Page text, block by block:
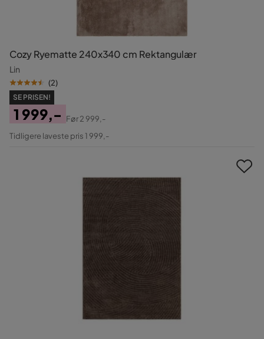
Cozy Ryematte 240x340 cm Rektangulær
Lin
(2)
SE PRISEN!
Pris
1 999,-
Original
Før2 999,-
Tidligere laveste pris 1 999,-